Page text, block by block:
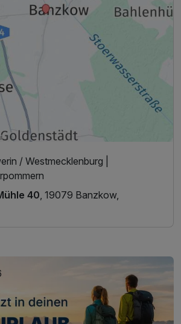
/ Westmecklenburg |
40, 19079 Banzkow,